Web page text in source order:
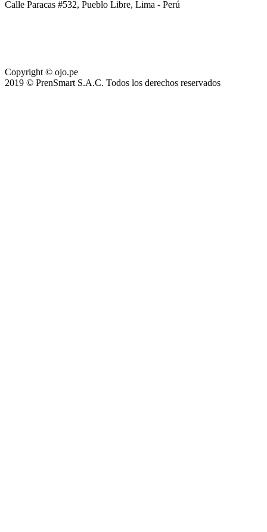
Calle Paracas #532, Pueblo Libre, Lima - Perú
Copyright © ojo.pe
2019 © PrenSmart S.A.C. Todos los derechos reservados